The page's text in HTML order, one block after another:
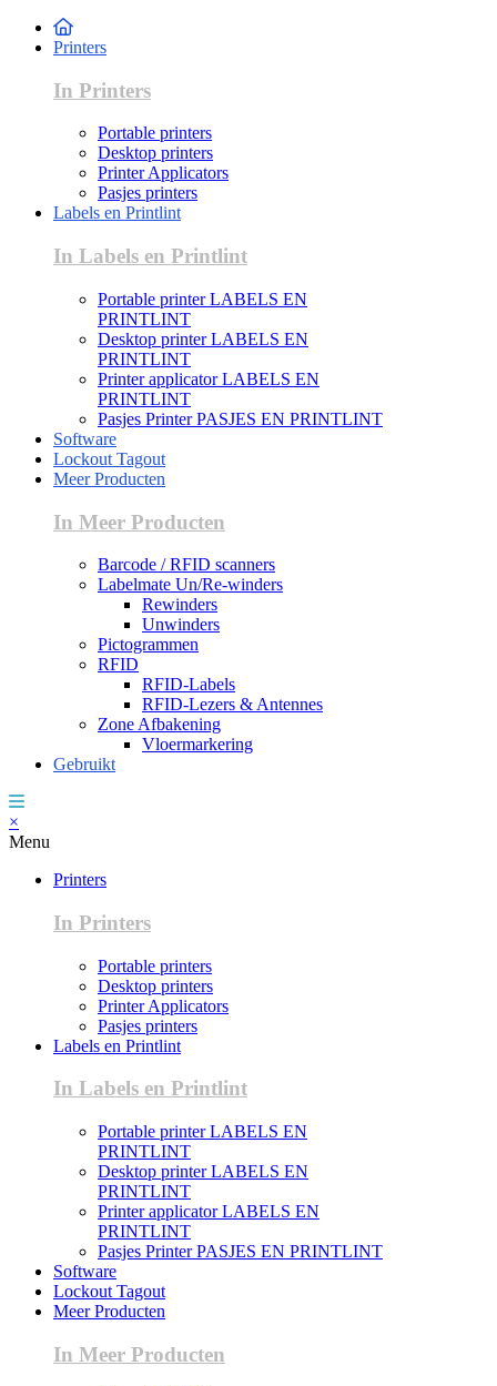
Printers
In Printers
Portable printers
Desktop printers
Printer Applicators
Pasjes printers
Labels en Printlint
In Labels en Printlint
Portable printer LABELS EN
PRINTLINT
Desktop printer LABELS EN
PRINTLINT
Printer applicator LABELS EN
PRINTLINT
Pasjes Printer PASJES EN PRINTLINT
Software
Lockout Tagout
Meer Producten
In Meer Producten
Barcode / RFID scanners
Labelmate Un/Re-winders
Rewinders
Unwinders
Pictogrammen
RFID
RFID-Labels
RFID-Lezers & Antennes
Zone Afbakening
Vloermarkering
Gebruikt
×
Menu
Printers
In Printers
Portable printers
Desktop printers
Printer Applicators
Pasjes printers
Labels en Printlint
In Labels en Printlint
Portable printer LABELS EN
PRINTLINT
Desktop printer LABELS EN
PRINTLINT
Printer applicator LABELS EN
PRINTLINT
Pasjes Printer PASJES EN PRINTLINT
Software
Lockout Tagout
Meer Producten
In Meer Producten